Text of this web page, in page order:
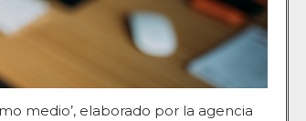
medio’, elaborado por la agencia